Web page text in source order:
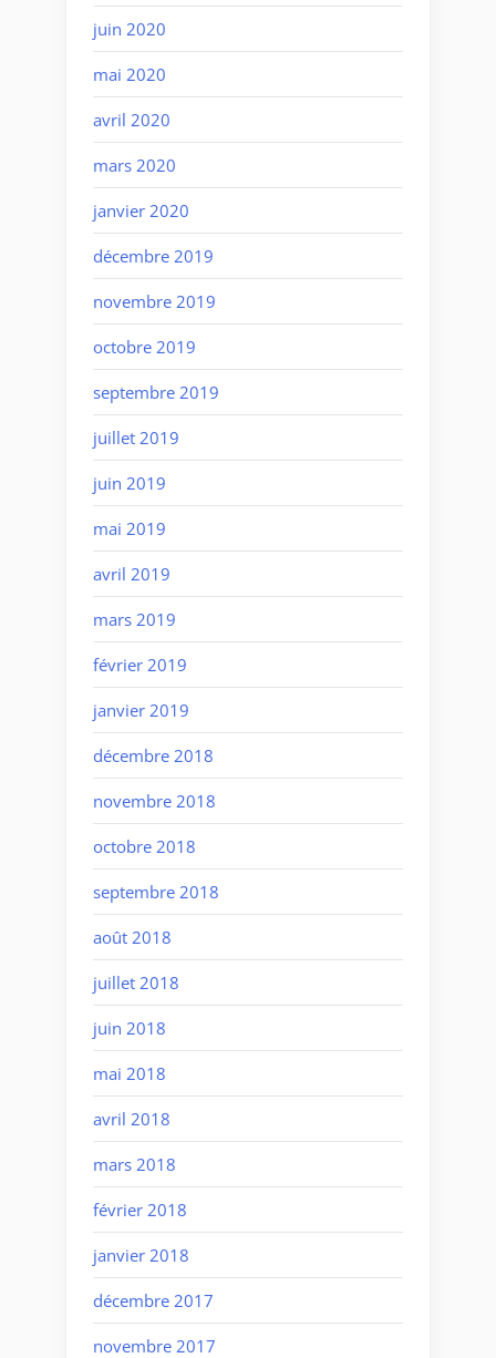
juin 2020
mai 2020
avril 2020
mars 2020
janvier 2020
décembre 2019
novembre 2019
octobre 2019
septembre 2019
juillet 2019
juin 2019
mai 2019
avril 2019
mars 2019
février 2019
janvier 2019
décembre 2018
novembre 2018
octobre 2018
septembre 2018
août 2018
juillet 2018
juin 2018
mai 2018
avril 2018
mars 2018
février 2018
janvier 2018
décembre 2017
novembre 2017